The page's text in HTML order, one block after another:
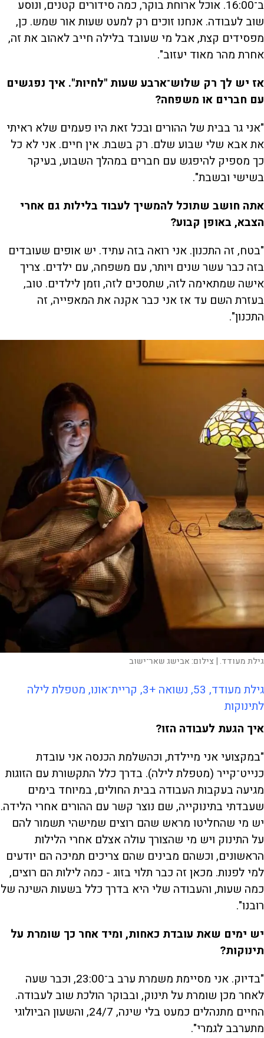
ב־16:00. אוכל ארוחת בוקר, כמה סידורים קטנים, ונוסע
שוב לעבודה. אנחנו זוכים רק למעט שעות אור שמש. כן,
מפסידים קצת, אבל מי שעובד בלילה חייב לאהוב את זה,
אחרת מהר מאוד יעזוב".
אז יש לך רק שלוש־ארבע שעות "לחיות". איך נפגשים
עם חברים או משפחה?
"אני גר בבית של ההורים ובכל זאת היו פעמים שלא ראיתי
את אבא שלי שבוע שלם. רק בשבת. אין חיים. אני לא כל
כך מספיק להיפגש עם חברים במהלך השבוע, בעיקר
בשישי ובשבת".
אתה חושב שתוכל להמשיך לעבוד בלילות גם אחרי
הצבא, באופן קבוע?
"בטח, זה התכנון. אני רואה בזה עתיד. יש אופים שעובדים
בזה כבר עשר שנים ויותר, עם משפחה, עם ילדים. צריך
אישה שמתאימה לזה, שתסכים לזה, וזמן לילדים. טוב,
בעזרת השם עד אז אני כבר אקנה את המאפייה, זה
התכנון".
גילת מעודד. | צילום:אבישג שאר־ישוב
גילת מעודד, 53, נשואה +3, קריית־אונו, מטפלת לילה
לתינוקות
איך הגעת לעבודה הזו?
"במקצועי אני מיילדת, וכהשלמת הכנסה אני עובדת
כנייט־קייר (מטפלת לילה). בדרך כלל התקשורת עם הזוגות
מגיעה בעקבות העבודה בבית החולים, במיוחד בימים
שעבדתי בתינוקייה, שם נוצר קשר עם ההורים אחרי הלידה.
יש מי שהחליטו מראש שהם רוצים שמישהי תשמור להם
על התינוק ויש מי שהצורך עולה אצלם אחרי הלילות
הראשונים, וכשהם מבינים שהם צריכים תמיכה הם יודעים
למי לפנות. מכאן זה כבר תלוי בזוג - כמה לילות הם רוצים,
כמה שעות, והעבודה שלי היא בדרך כלל בשעות השינה של
רובנו".
יש ימים שאת עובדת כאחות, ומיד אחר כך שומרת על
תינוקות?
"בדיוק. אני מסיימת משמרת ערב ב־23:00, וכבר שעה
לאחר מכן שומרת על תינוק, ובבוקר הולכת שוב לעבודה.
החיים מתנהלים כמעט בלי שינה, 24/7, והשעון הביולוגי
מתערבב לגמרי".